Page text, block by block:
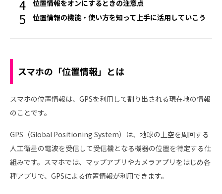
位置情報をオンにするときの注意点
位置情報の機能・使い方を知って上手に活用していこう
スマホの「位置情報」とは
スマホの位置情報は、GPSを利用して割り出される現在地の情報
のことです。
GPS（Global Positioning System）は、地球の上空を周回する
人工衛星の電波を受信して受信機となる機器の位置を特定する仕
組みです。スマホでは、マップアプリやカメラアプリをはじめ各
種アプリで、GPSによる位置情報が利用できます。